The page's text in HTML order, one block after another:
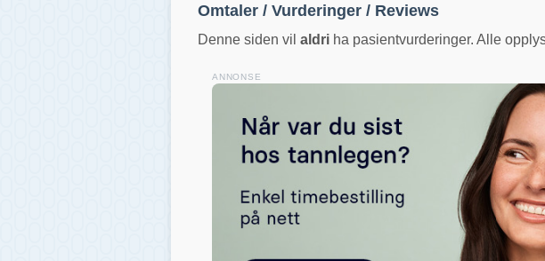
Omtaler / Vurderinger / Reviews
Denne siden vil aldri ha pasientvurderinger. Alle
ANNONSE